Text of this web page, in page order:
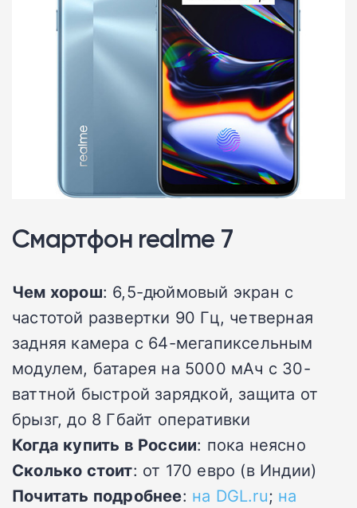
Смартфон realme 7
Чем хорош: 6,5-дюймовый экран с
частотой развертки 90 Гц, четверная
задняя камера с 64-мегапиксельным
модулем, батарея на 5000 мАч с 30-
ваттной быстрой зарядкой, защита от
брызг, до 8 Гбайт оперативки
Когда купить в России: пока неясно
Сколько стоит: от 170 евро (в Индии)
Почитать подробнее: на DGL.ru; на